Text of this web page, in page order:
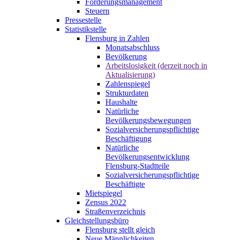
Forderungsmanagement
Steuern
Pressestelle
Statistikstelle
Flensburg in Zahlen
Monatsabschluss
Bevölkerung
Arbeitslosigkeit (derzeit noch in
Aktualisierung)
Zahlenspiegel
Strukturdaten
Haushalte
Natürliche
Bevölkerungsbewegungen
Sozialversicherungspflichtige
Beschäftigung
Natürliche
Bevölkerungsentwicklung
Flensburg-Stadtteile
Sozialversicherungspflichtige
Beschäftigte
Mietspiegel
Zensus 2022
Straßenverzeichnis
Gleichstellungsbüro
Flensburg stellt gleich